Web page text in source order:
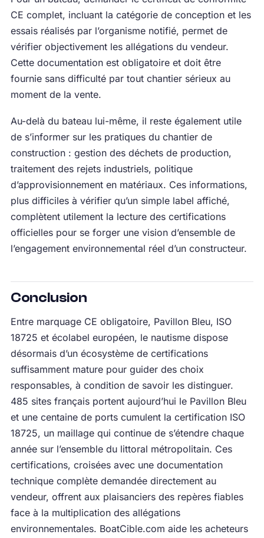
CE complet, incluant la catégorie de conception et les
essais réalisés par l’organisme notifié, permet de
vérifier objectivement les allégations du vendeur.
Cette documentation est obligatoire et doit être
fournie sans difficulté par tout chantier sérieux au
moment de la vente.
Au-delà du bateau lui-même, il reste également utile
de s’informer sur les pratiques du chantier de
construction : gestion des déchets de production,
traitement des rejets industriels, politique
d’approvisionnement en matériaux. Ces informations,
plus difficiles à vérifier qu’un simple label affiché,
complètent utilement la lecture des certifications
officielles pour se forger une vision d’ensemble de
l’engagement environnemental réel d’un constructeur.
Conclusion
Entre marquage CE obligatoire, Pavillon Bleu, ISO
18725 et écolabel européen, le nautisme dispose
désormais d’un écosystème de certifications
suffisamment mature pour guider des choix
responsables, à condition de savoir les distinguer.
485 sites français portent aujourd’hui le Pavillon Bleu
et une centaine de ports cumulent la certification ISO
18725, un maillage qui continue de s’étendre chaque
année sur l’ensemble du littoral métropolitain. Ces
certifications, croisées avec une documentation
technique complète demandée directement au
vendeur, offrent aux plaisanciers des repères fiables
face à la multiplication des allégations
environnementales. BoatCible.com aide les acheteurs